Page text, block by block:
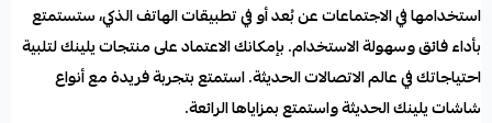
استخدامها في الاجتماعات عن بُعد أو في تطبيقات الهاتف الذكي، ستستمتع
بأداء فائق وسهولة الاستخدام. بإمكانك الاعتماد على منتجات يلينك لتلبية
احتياجاتك في عالم الاتصالات الحديثة. استمتع بتجربة فريدة مع أنواع
شاشات يلينك الحديثة واستمتع بمزاياها الرائعة.